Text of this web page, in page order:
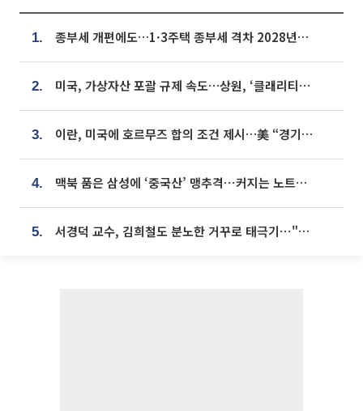
1. 종부세 개편에도…1·3주택 종부세 격차 2028년부터 확대
2. 미국, 가상자산 포괄 규제 속도…상원, ‘클래리티법’ 9월 절차투표 추진
3. 이란, 미국에 호르무즈 합의 조건 제시…美 “경기 아직 안 끝나” [종합]
4. 맥북 품은 삼성에 ‘중국산’ 맹추격⋯커지는 노트북 OLED 시장
5. 서경덕 교수, 김희철도 분노한 거꾸로 태극기⋯"엉터리는 아냐, 아쉬울 뿐"